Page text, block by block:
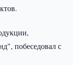
побеседовал с